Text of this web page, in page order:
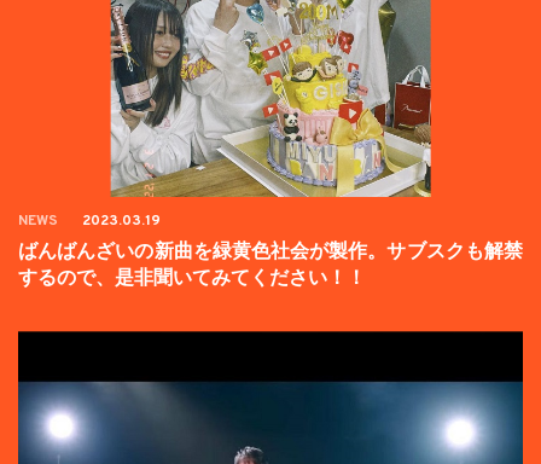
NEWS 2023.03.19
ばんばんざいの新曲を緑黄色社会が製作。サブスクも解禁
するので、是非聞いてみてください！！